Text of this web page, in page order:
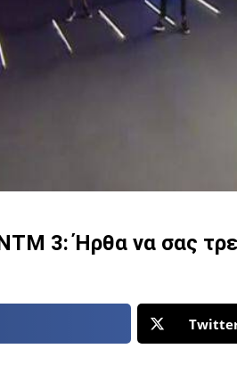
3: Ήρθα να σας